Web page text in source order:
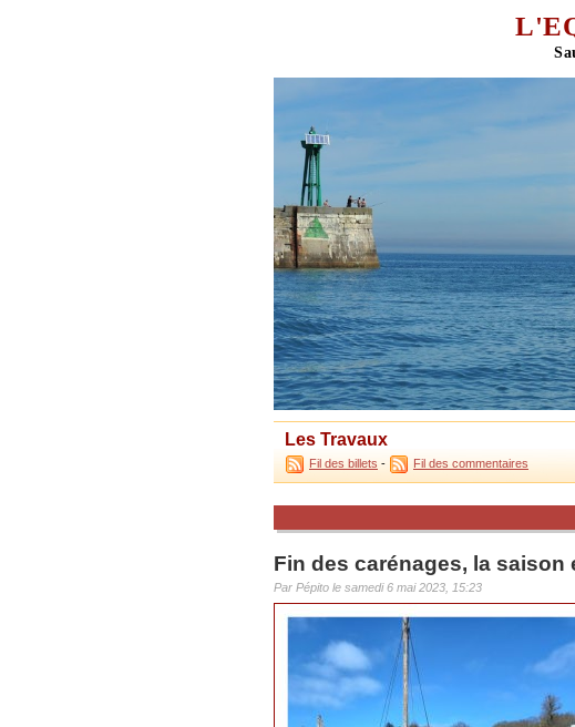
Les Travaux
Fil des billets - Fil des commentaires
Fin des carénages, la saison
Par Pépito le samedi 6 mai 2023, 15:23